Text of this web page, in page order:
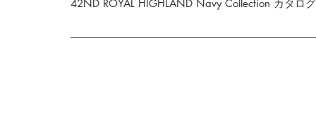
42ND ROYAL HIGHLAND Navy Collection カタロ